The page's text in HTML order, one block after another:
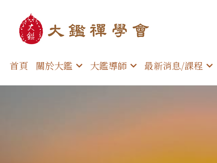
首頁 關於大鑑 大鑑導師 最新消息/課程